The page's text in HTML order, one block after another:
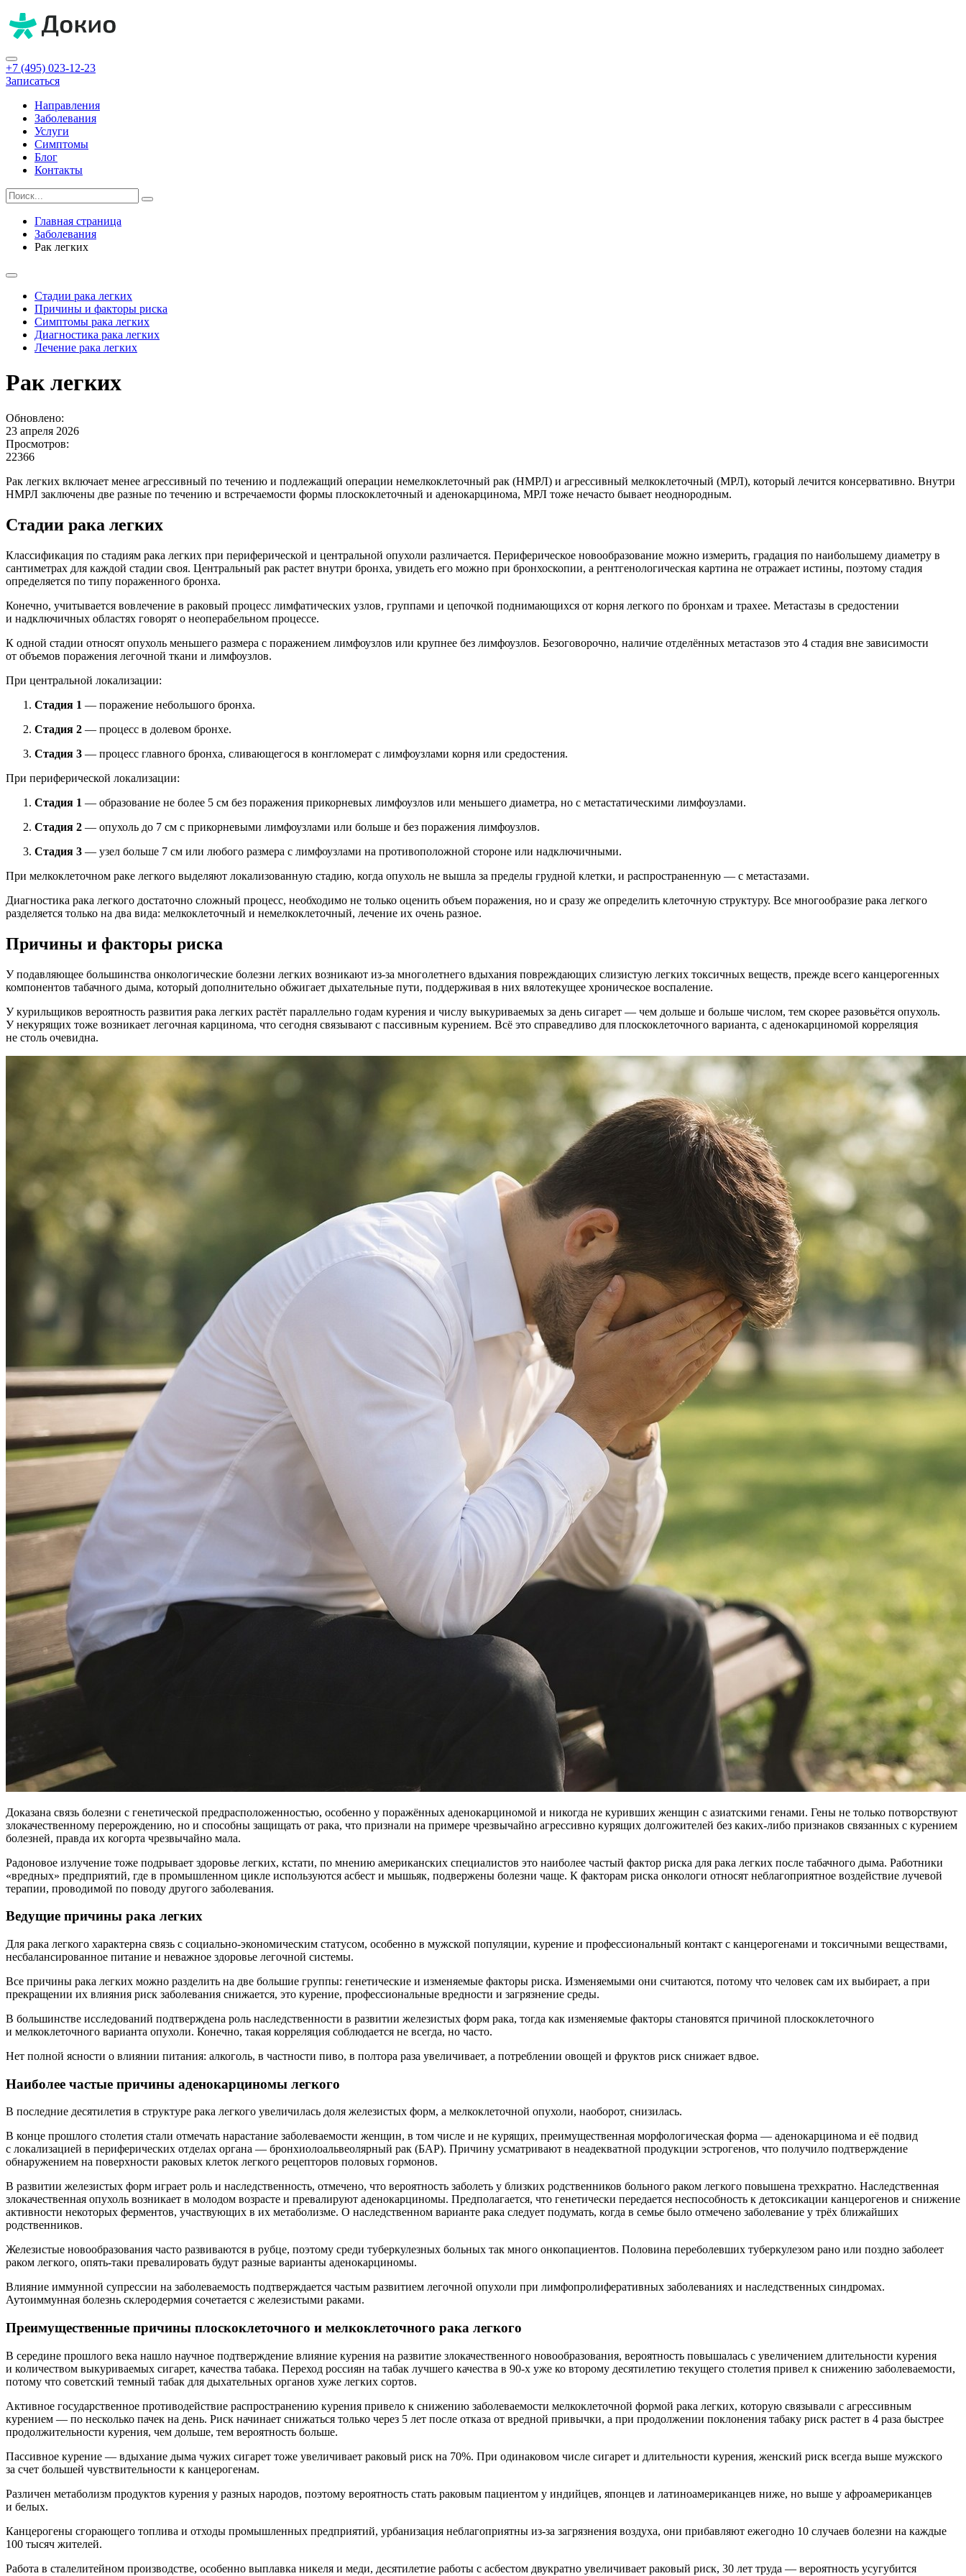
+7 (495) 023-12-23
Записаться
Направления
Заболевания
Услуги
Симптомы
Блог
Контакты
Главная страница
Заболевания
Рак легких
Стадии рака легких
Причины и факторы риска
Симптомы рака легких
Диагностика рака легких
Лечение рака легких
Рак легких
Обновлено:
23 апреля 2026
Просмотров:
22366
Рак легких включает менее агрессивный по течению и подлежащий операции немелкоклеточный рак (НМРЛ) и агрессивный мелкоклеточный (МРЛ), который лечится консервативно. Внутри
НМРЛ заключены две разные по течению и встречаемости формы плоскоклеточный и аденокарцинома, МРЛ тоже нечасто бывает неоднородным.
Стадии рака легких
Классификация по стадиям рака легких при периферической и центральной опухоли различается. Периферическое новообразование можно измерить, градация по наибольшему диаметру в
сантиметрах для каждой стадии своя. Центральный рак растет внутри бронха, увидеть его можно при бронхоскопии, а рентгенологическая картина не отражает истины, поэтому стадия
определяется по типу пораженного бронха.
Конечно, учитывается вовлечение в раковый процесс лимфатических узлов, группами и цепочкой поднимающихся от корня легкого по бронхам и трахее. Метастазы в средостении
и надключичных областях говорят о неоперабельном процессе.
К одной стадии относят опухоль меньшего размера с поражением лимфоузлов или крупнее без лимфоузлов. Безоговорочно, наличие отделённых метастазов это 4 стадия вне зависимости
от объемов поражения легочной ткани и лимфоузлов.
При центральной локализации:
Стадия 1 — поражение небольшого бронха.
Стадия 2 — процесс в долевом бронхе.
Стадия 3 — процесс главного бронха, сливающегося в конгломерат с лимфоузлами корня или средостения.
При периферической локализации:
Стадия 1 — образование не более 5 см без поражения прикорневых лимфоузлов или меньшего диаметра, но с метастатическими лимфоузлами.
Стадия 2 — опухоль до 7 см с прикорневыми лимфоузлами или больше и без поражения лимфоузлов.
Стадия 3 — узел больше 7 см или любого размера с лимфоузлами на противоположной стороне или надключичными.
При мелкоклеточном раке легкого выделяют локализованную стадию, когда опухоль не вышла за пределы грудной клетки, и распространенную — с метастазами.
Диагностика рака легкого достаточно сложный процесс, необходимо не только оценить объем поражения, но и сразу же определить клеточную структуру. Все многообразие рака легкого
разделяется только на два вида: мелкоклеточный и немелкоклеточный, лечение их очень разное.
Причины и факторы риска
У подавляющее большинства онкологические болезни легких возникают из-за многолетнего вдыхания повреждающих слизистую легких токсичных веществ, прежде всего канцерогенных
компонентов табачного дыма, который дополнительно обжигает дыхательные пути, поддерживая в них вялотекущее хроническое воспаление.
У курильщиков вероятность развития рака легких растёт параллельно годам курения и числу выкуриваемых за день сигарет — чем дольше и больше числом, тем скорее разовьётся опухоль.
У некурящих тоже возникает легочная карцинома, что сегодня связывают с пассивным курением. Всё это справедливо для плоскоклеточного варианта, с аденокарциномой корреляция
не столь очевидна.
Доказана связь болезни с генетической предрасположенностью, особенно у поражённых аденокарциномой и никогда не куривших женщин с азиатскими генами. Гены не только потворствуют
злокачественному перерождению, но и способны защищать от рака, что признали на примере чрезвычайно агрессивно курящих долгожителей без каких-либо признаков связанных с курением
болезней, правда их когорта чрезвычайно мала.
Радоновое излучение тоже подрывает здоровье легких, кстати, по мнению американских специалистов это наиболее частый фактор риска для рака легких после табачного дыма. Работники
«вредных» предприятий, где в промышленном цикле используются асбест и мышьяк, подвержены болезни чаще. К факторам риска онкологи относят неблагоприятное воздействие лучевой
терапии, проводимой по поводу другого заболевания.
Ведущие причины рака легких
Для рака легкого характерна связь с социально-экономическим статусом, особенно в мужской популяции, курение и профессиональный контакт с канцерогенами и токсичными веществами,
несбалансированное питание и неважное здоровье легочной системы.
Все причины рака легких можно разделить на две большие группы: генетические и изменяемые факторы риска. Изменяемыми они считаются, потому что человек сам их выбирает, а при
прекращении их влияния риск заболевания снижается, это курение, профессиональные вредности и загрязнение среды.
В большинстве исследований подтверждена роль наследственности в развитии железистых форм рака, тогда как изменяемые факторы становятся причиной плоскоклеточного
и мелкоклеточного варианта опухоли. Конечно, такая корреляция соблюдается не всегда, но часто.
Нет полной ясности о влиянии питания: алкоголь, в частности пиво, в полтора раза увеличивает, а потреблении овощей и фруктов риск снижает вдвое.
Наиболее частые причины аденокарциномы легкого
В последние десятилетия в структуре рака легкого увеличилась доля железистых форм, а мелкоклеточной опухоли, наоборот, снизилась.
В конце прошлого столетия стали отмечать нарастание заболеваемости женщин, в том числе и не курящих, преимущественная морфологическая форма — аденокарцинома и её подвид
с локализацией в периферических отделах органа — бронхиолоальвеолярный рак (БАР). Причину усматривают в неадекватной продукции эстрогенов, что получило подтверждение
обнаружением на поверхности раковых клеток легкого рецепторов половых гормонов.
В развитии железистых форм играет роль и наследственность, отмечено, что вероятность заболеть у близких родственников больного раком легкого повышена трехкратно. Наследственная
злокачественная опухоль возникает в молодом возрасте и превалируют аденокарциномы. Предполагается, что генетически передается неспособность к детоксикации канцерогенов и снижение
активности некоторых ферментов, участвующих в их метаболизме. О наследственном варианте рака следует подумать, когда в семье было отмечено заболевание у трёх ближайших
родственников.
Железистые новообразования часто развиваются в рубце, поэтому среди туберкулезных больных так много онкопациентов. Половина переболевших туберкулезом рано или поздно заболеет
раком легкого, опять-таки превалировать будут разные варианты аденокарциномы.
Влияние иммунной супрессии на заболеваемость подтверждается частым развитием легочной опухоли при лимфопролиферативных заболеваниях и наследственных синдромах.
Аутоиммунная болезнь склеродермия сочетается с железистыми раками.
Преимущественные причины плоскоклеточного и мелкоклеточного рака легкого
В середине прошлого века нашло научное подтверждение влияние курения на развитие злокачественного новообразования, вероятность повышалась с увеличением длительности курения
и количеством выкуриваемых сигарет, качества табака. Переход россиян на табак лучшего качества в 90-х уже ко второму десятилетию текущего столетия привел к снижению заболеваемости,
потому что советский темный табак для дыхательных органов хуже легких сортов.
Активное государственное противодействие распространению курения привело к снижению заболеваемости мелкоклеточной формой рака легких, которую связывали с агрессивным
курением — по несколько пачек на день. Риск начинает снижаться только через 5 лет после отказа от вредной привычки, а при продолжении поклонения табаку риск растет в 4 раза быстрее
продолжительности курения, чем дольше, тем вероятность больше.
Пассивное курение — вдыхание дыма чужих сигарет тоже увеличивает раковый риск на 70%. При одинаковом числе сигарет и длительности курения, женский риск всегда выше мужского
за счет большей чувствительности к канцерогенам.
Различен метаболизм продуктов курения у разных народов, поэтому вероятность стать раковым пациентом у индийцев, японцев и латиноамериканцев ниже, но выше у афроамериканцев
и белых.
Канцерогены сгорающего топлива и отходы промышленных предприятий, урбанизация неблагоприятны из-за загрязнения воздуха, они прибавляют ежегодно 10 случаев болезни на каждые
100 тысяч жителей.
Работа в сталелитейном производстве, особенно выплавка никеля и меди, десятилетие работы с асбестом двукратно увеличивает раковый риск, 30 лет труда — вероятность усугубится